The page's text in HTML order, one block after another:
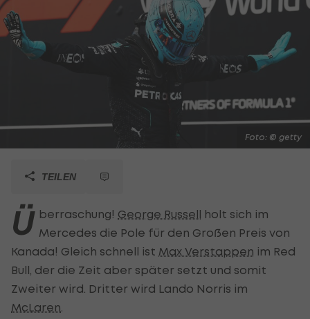
Foto: © getty
TEILEN
Ü berraschung! George Russell holt sich im
Mercedes die Pole für den Großen Preis von
Kanada! Gleich schnell ist Max Verstappen im Red
Bull, der die Zeit aber später setzt und somit
Zweiter wird. Dritter wird Lando Norris im
McLaren